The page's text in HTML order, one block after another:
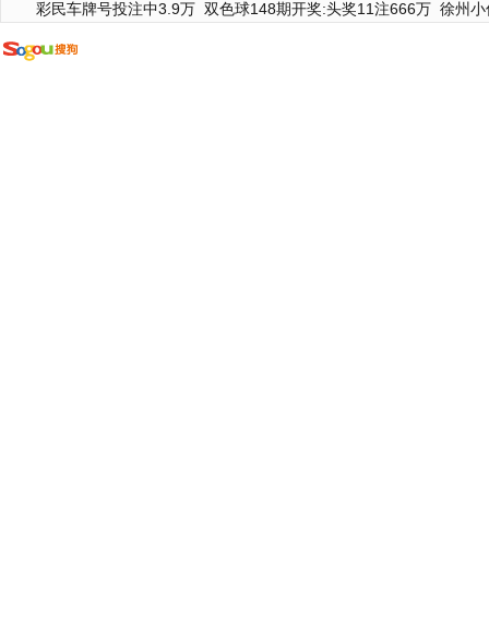
彩民车牌号投注中3.9万 双色球148期开奖:头奖11注666万 徐州